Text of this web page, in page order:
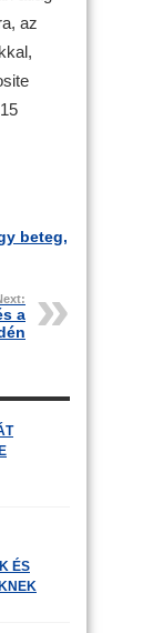
az
beteg,
a
ÉS